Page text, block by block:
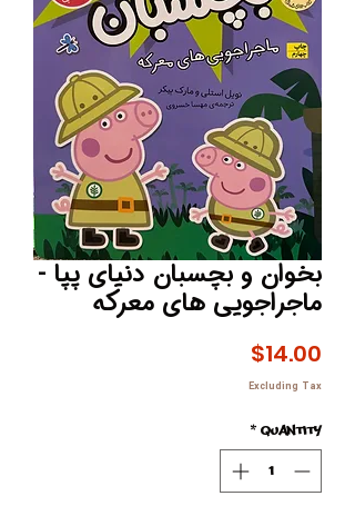
بخوان و بچسبان دنیای پپا -
ماجراجویی های معرکه
$14.00
Excluding Tax
Quantity
*